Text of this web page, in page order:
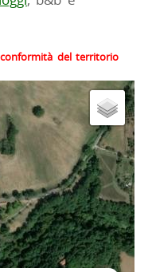
del territorio